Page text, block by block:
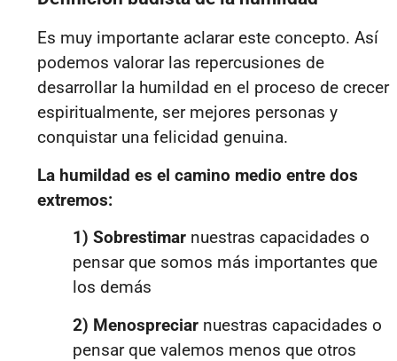
Es muy importante aclarar este concepto. Así
podemos valorar las repercusiones de
desarrollar la humildad en el proceso de crecer
espiritualmente, ser mejores personas y
conquistar una felicidad genuina.
La humildad es el camino medio entre dos
extremos:
1) Sobrestimar nuestras capacidades o
pensar que somos más importantes que
los demás
2) Menospreciar nuestras capacidades o
pensar que valemos menos que otros